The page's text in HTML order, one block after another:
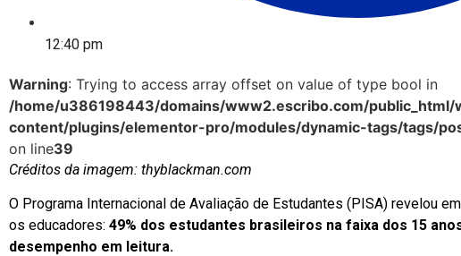
12:40 pm
Warning: Trying to access array offset on value of type bool in
/home/u386198443/domains/www2.escribo.com/public_html/
content/plugins/elementor-pro/modules/dynamic-tags/tags/
on line39
Créditos da imagem: thyblackman.com
O Programa Internacional de Avaliação de Estudantes (PISA) revelou
os educadores: 49% dos estudantes brasileiros na faixa dos 15
desempenho em leitura.